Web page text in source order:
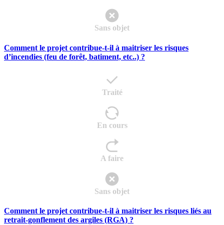
Sans objet
Comment le projet contribue-t-il à maitriser les risques
d’incendies (feu de forêt, batiment, etc..) ?
Traité
En cours
A faire
Sans objet
Comment le projet contribue-t-il à maitriser les risques liés au
retrait-gonflement des argiles (RGA) ?